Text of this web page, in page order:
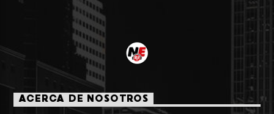
ACERCA DE NOSOTROS